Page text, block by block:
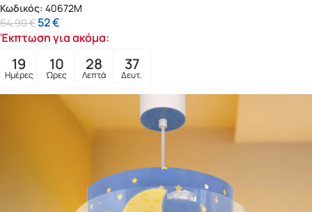
Κωδικός: 40672M
64,90€ 52€
Έκπτωση για ακόμα:
19
Ημέρες
10
Ώρες
28
Λεπτά
35
Δευτ.